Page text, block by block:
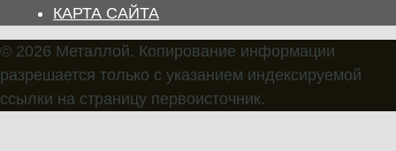
КАРТА САЙТА
© 2026 Металлой. Копирование информации
разрешается только с указанием индексируемой
ссылки на страницу первоисточник.